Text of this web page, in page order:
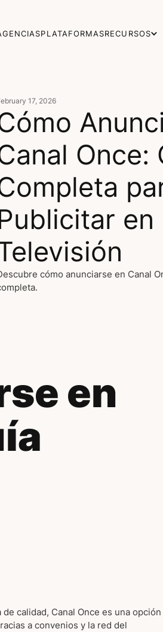
PLATAFORMASRECURSOS
17, 2026
Once:
en
cómo anunciarse en Canal
en
calidad, Canal Once es una opción
a convenios y la red del